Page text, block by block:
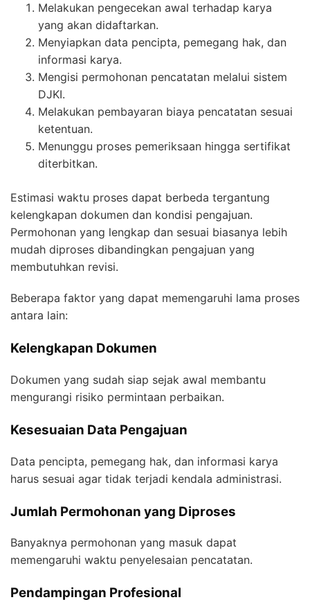
Melakukan pengecekan awal terhadap karya
yang akan didaftarkan.
Menyiapkan data pencipta, pemegang hak, dan
informasi karya.
Mengisi permohonan pencatatan melalui sistem
DJKI.
Melakukan pembayaran biaya pencatatan sesuai
ketentuan.
Menunggu proses pemeriksaan hingga sertifikat
diterbitkan.
Estimasi waktu proses dapat berbeda tergantung
kelengkapan dokumen dan kondisi pengajuan.
Permohonan yang lengkap dan sesuai biasanya lebih
mudah diproses dibandingkan pengajuan yang
membutuhkan revisi.
Beberapa faktor yang dapat memengaruhi lama proses
antara lain:
Kelengkapan Dokumen
Dokumen yang sudah siap sejak awal membantu
mengurangi risiko permintaan perbaikan.
Kesesuaian Data Pengajuan
Data pencipta, pemegang hak, dan informasi karya
harus sesuai agar tidak terjadi kendala administrasi.
Jumlah Permohonan yang Diproses
Banyaknya permohonan yang masuk dapat
memengaruhi waktu penyelesaian pencatatan.
Pendampingan Profesional